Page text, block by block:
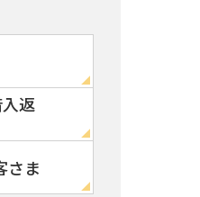
返
さま